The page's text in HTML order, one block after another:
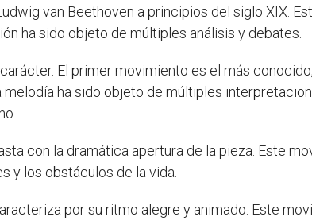
van Beethoven a principios del siglo XIX.
ha sido objeto de múltiples análisis y debates.
El primer movimiento es el más
ha sido objeto de múltiples
con la dramática apertura de la pieza. Este
y los obstáculos de la vida.
por su ritmo alegre y animado. Este